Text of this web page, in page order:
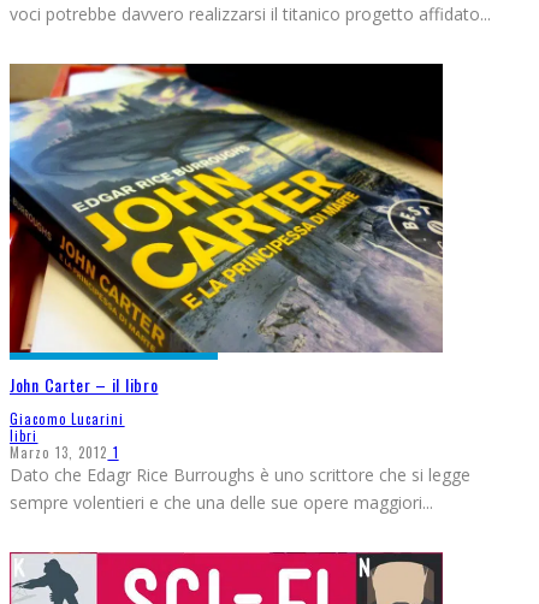
voci potrebbe davvero realizzarsi il titanico progetto affidato...
John Carter – il libro
Giacomo Lucarini
libri
Marzo 13, 2012 1
Dato che Edagr Rice Burroughs è uno scrittore che si legge
sempre volentieri e che una delle sue opere maggiori...